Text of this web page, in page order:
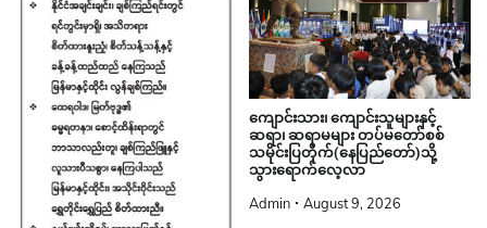
ကျောင်းသား၊ ကျောင်းသူများနှင့်
ဆရာ၊ ဆရာမများ တပ်မတော်စစ်
သမိုင်းပြတိုက်(နေပြည်တော်)သို့
သွားရောက်လေ့လာ
Admin August 9, 2026